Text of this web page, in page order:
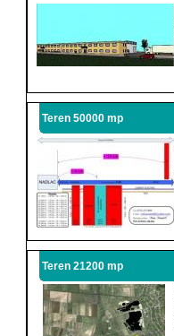
Teren 50000 mp
Teren 21200 mp